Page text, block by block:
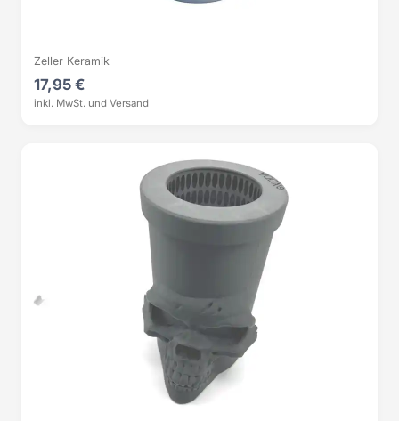
Zeller Keramik
17,95 €
inkl. MwSt. und Versand